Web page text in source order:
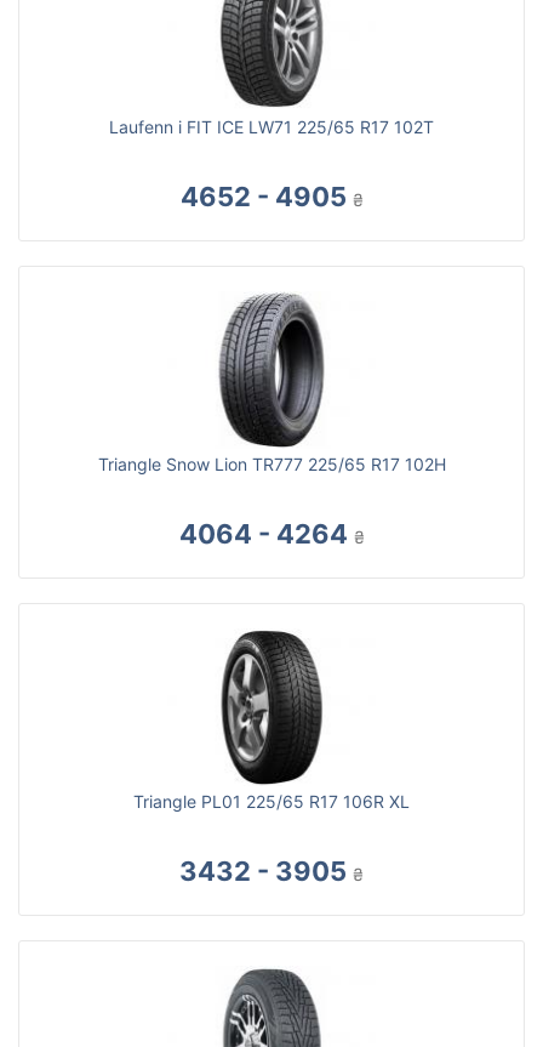
Laufenn i FIT ICE LW71 225/65 R17 102T
4652 - 4905 ₴
Triangle Snow Lion TR777 225/65 R17 102H
4064 - 4264 ₴
Triangle PL01 225/65 R17 106R XL
3432 - 3905 ₴